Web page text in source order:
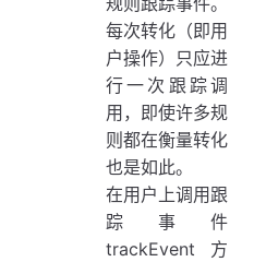
每次转化（即用
户操作）只应进
行一次跟踪调
用，即使许多规
则都在衡量转化
也是如此。
在用户上调用跟
踪事件
trackEvent方